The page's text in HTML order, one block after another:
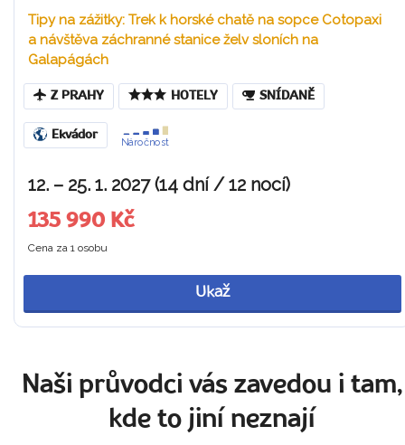
Tipy na zážitky: Trek k horské chatě na sopce Cotopaxi
a návštěva záchranné stanice želv sloních na
Galapágách
Z PRAHY HOTELY SNÍDANĚ
Ekvádor
Náročnost
12. – 25. 1. 2027 (14 dní / 12 nocí)
135 990 Kč
Cena za 1 osobu
Ukaž
Naši průvodci vás zavedou i tam,
kde to jiní neznají